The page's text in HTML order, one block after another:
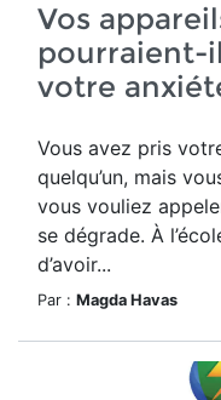
Vos
pourraient-
votre
Vous avez pris
quelqu’un, mais
vous vouliez
se dégrade. À
d’avoir...
Par : Magda Havas